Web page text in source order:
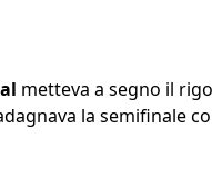
metteva a segno il
la semifinale